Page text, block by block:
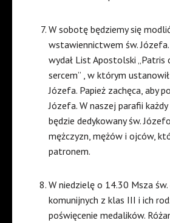
W sobotę będziemy się
wstawiennictwem św. Józefa.
wydał List Apostolski „Patris
sercem” , w którym
Józefa. Papież zachęca, aby
Józefa. W naszej parafii
będzie dedykowany św.
mężczyzn, mężów i ojców,
patronem.
W niedzielę o 14.30 Msza św.
komunijnych z klas III i ich
poświęcenie medalików.